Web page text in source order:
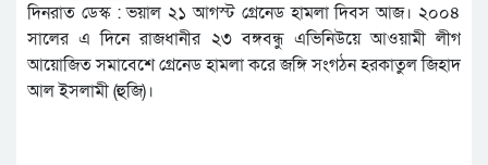
দিনরাত ডেস্ক : ভয়াল ২১ আগস্ট গ্রেনেড হামলা দিবস আজ। ২০০৪
সালের এ দিনে রাজধানীর ২৩ বঙ্গবন্ধু এভিনিউয়ে আওয়ামী লীগ
আয়োজিত সমাবেশে গ্রেনেড হামলা করে জঙ্গি সংগঠন হরকাতুল জিহাদ
আল ইসলামী (হুজি)।